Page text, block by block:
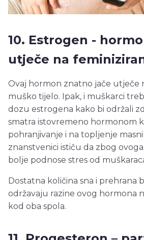
10. Estrogen -
utječe na
Ovaj hormon znatno jače utječe
muško tijelo. Ipak, i muškarci
dozu estrogena kako bi održali
smatra istovremeno hormonom
pohranjivanje i na topljenje
znanstvenici ističu da zbog
bolje podnose stres od
Dostatna količina sna i prehrana
održavaju razine ovog hormona
kod oba spola.